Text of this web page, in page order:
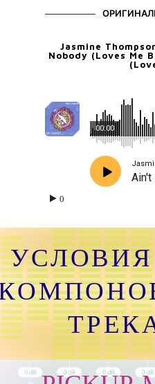
Jasmine
Nobody (Loves Me
00:00
0